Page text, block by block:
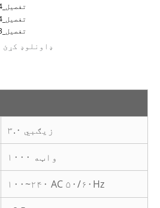
ډاونلوډ کړئ
زیګبي ۳.۰
۱۰۰۰ واټه
۱۰۰~۲۴۰ AC ۵۰/۶۰Hz